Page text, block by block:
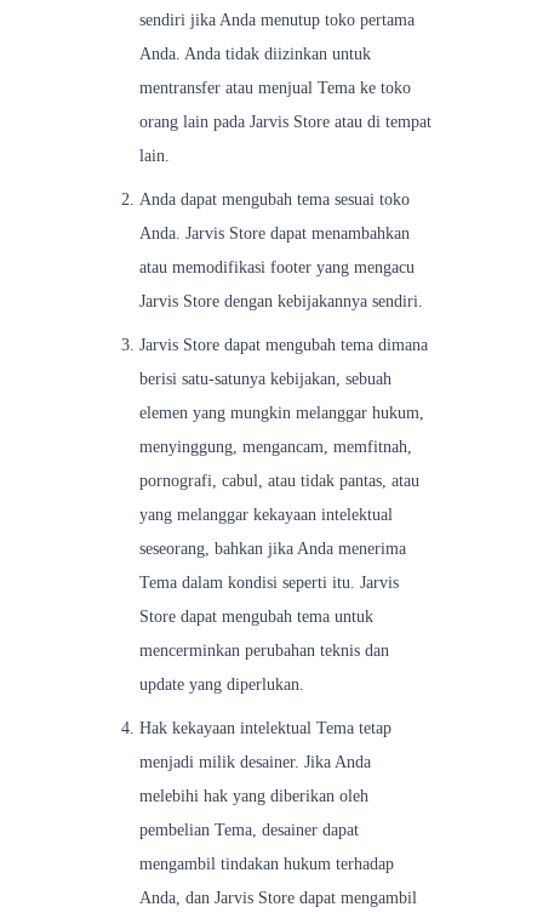
sendiri jika Anda menutup toko pertama
Anda. Anda tidak diizinkan untuk
mentransfer atau menjual Tema ke toko
orang lain pada Jarvis Store atau di tempat
lain.
Anda dapat mengubah tema sesuai toko
Anda. Jarvis Store dapat menambahkan
atau memodifikasi footer yang mengacu
Jarvis Store dengan kebijakannya sendiri.
Jarvis Store dapat mengubah tema dimana
berisi satu-satunya kebijakan, sebuah
elemen yang mungkin melanggar hukum,
menyinggung, mengancam, memfitnah,
pornografi, cabul, atau tidak pantas, atau
yang melanggar kekayaan intelektual
seseorang, bahkan jika Anda menerima
Tema dalam kondisi seperti itu. Jarvis
Store dapat mengubah tema untuk
mencerminkan perubahan teknis dan
update yang diperlukan.
Hak kekayaan intelektual Tema tetap
menjadi milik desainer. Jika Anda
melebihi hak yang diberikan oleh
pembelian Tema, desainer dapat
mengambil tindakan hukum terhadap
Anda, dan Jarvis Store dapat mengambil